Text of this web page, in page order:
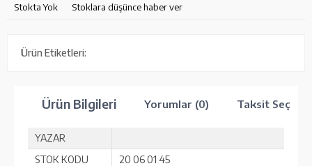
Stokta Yok Stoklara düşünce haber ver
Ürün Etiketleri:
Ürün Bilgileri Yorumlar (0) Taksit
YAZAR
STOK KODU
20 06 01 45